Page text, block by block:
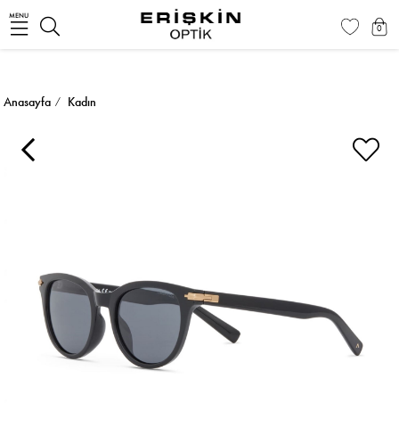
MENU
0
Anasayfa Kadın